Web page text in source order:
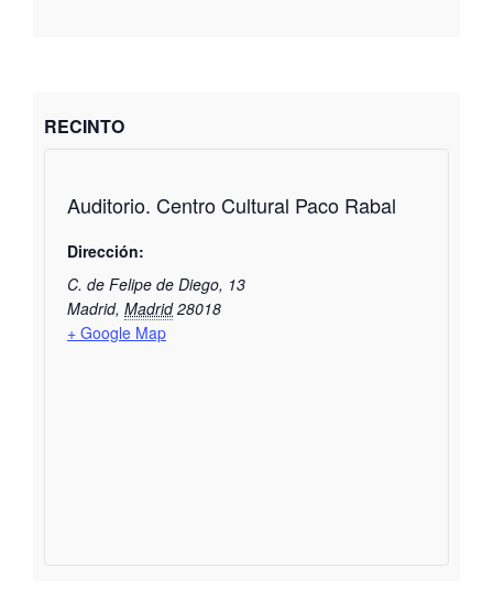
RECINTO
Auditorio. Centro Cultural Paco Rabal
Dirección:
C. de Felipe de Diego, 13
Madrid, Madrid 28018
+ Google Map